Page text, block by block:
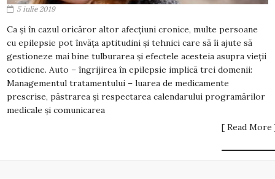
5 iulie 2019
Ca și în cazul oricăror altor afecțiuni cronice, multe persoane
cu epilepsie pot învăța aptitudini și tehnici care să îi ajute să
gestioneze mai bine tulburarea și efectele acesteia asupra vieții
cotidiene. Auto – îngrijirea în epilepsie implică trei domenii:
Managementul tratamentului – luarea de medicamente
prescrise, păstrarea și respectarea calendarului programărilor
medicale și comunicarea
[ Read More